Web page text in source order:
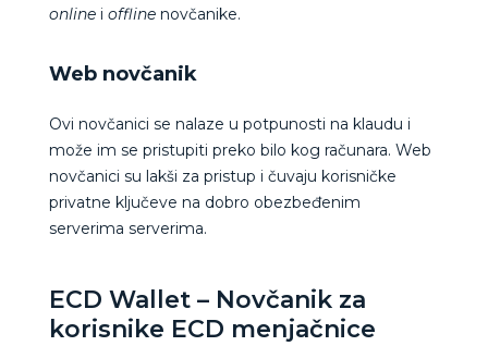
onlinei offlinenovčanike.
Web novčanik
Ovi novčanici se nalaze u potpunosti na klaudu i
može im se pristupiti preko bilo kog računara. Web
novčanici su lakši za pristup i čuvaju korisničke
privatne ključeve na dobro obezbeđenim
serverima serverima.
ECD Wallet – Novčanik za
korisnike ECD menjačnice